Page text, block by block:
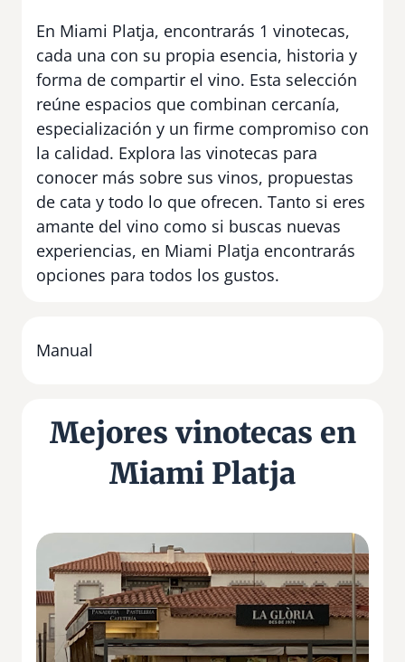
En Miami Platja, encontrarás 1 vinotecas,
cada una con su propia esencia, historia y
forma de compartir el vino. Esta selección
reúne espacios que combinan cercanía,
especialización y un firme compromiso con
la calidad. Explora las vinotecas para
conocer más sobre sus vinos, propuestas
de cata y todo lo que ofrecen. Tanto si eres
amante del vino como si buscas nuevas
experiencias, en Miami Platja encontrarás
opciones para todos los gustos.
Manual
Mejores vinotecas en
Miami Platja
P
s
t
i
s